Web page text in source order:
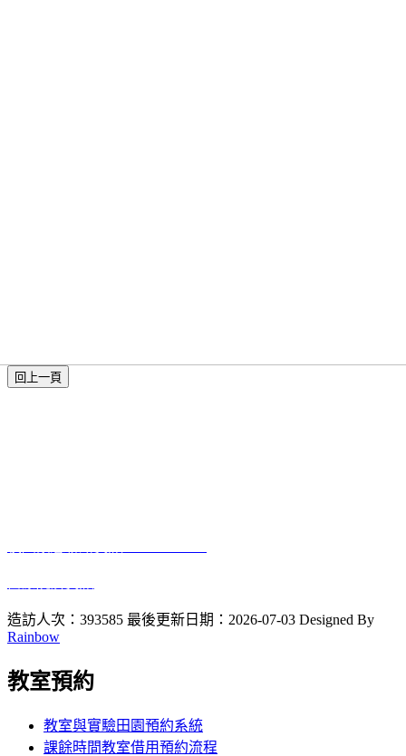
造訪人次：393585 最後更新日期：2026-07-03 Designed By
Rainbow
教室預約
教室與實驗田園預約系統
課餘時間教室借用預約流程